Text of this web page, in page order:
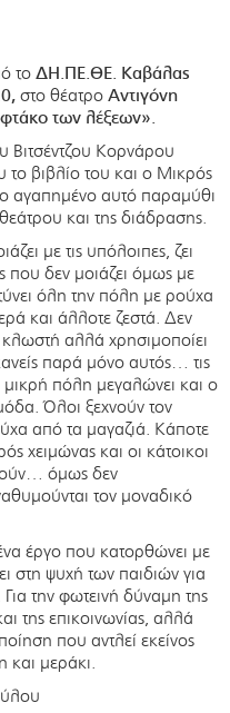
το ΔΗ.ΠΕ.ΘΕ. Καβάλας
στο θέατρο Αντιγόνη
των λέξεων».
Βιτσέντζου Κορνάρου
βιβλίο του και ο Μικρός
αγαπημένο αυτό παραμύθι
θεάτρου και της διάδρασης.
με τις υπόλοιπες, ζει
που δεν μοιάζει όμως με
όλη την πόλη με ρούχα
και άλλοτε ζεστά. Δεν
αλλά χρησιμοποίει
παρά μόνο αυτός… τις
πόλη μεγαλώνει και ο
Όλοι ξεχνούν τον
από τα μαγαζιά. Κάποτε
χειμώνας και οι κάτοικοι
όμως δεν
τον μοναδικό
έργο που κατορθώνει με
στη ψυχή των παιδιών για
την φωτεινή δύναμη της
της επικοινωνίας, αλλά
που αντλεί εκείνος
και μεράκι.